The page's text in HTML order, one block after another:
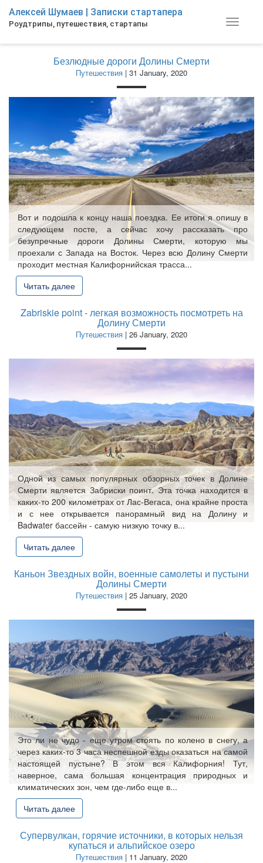
Skip
main
Алексей Шумаев | Записки стартапера
Роудтрипы, путешествия, стартапы
Toggle
Безлюдные дороги Долины Смерти
Путешествия | 31 January, 2020
Вот и подошла к концу наша поездка. Ее итоги я опишу в
следующем посте, а сейчас хочу рассказать про
безупречные дороги Долины Смерти, которую мы
проехали с Запада на Восток. Через всю Долину Смерти
проходит местная Калифорнийская трасса...
Читать далее
Zabriskie point - легкая возможность посмотреть на
Долину Смерти
Путешествия | 26 January, 2020
Одной из самых популярных обзорных точек в Долине
Смерти является Забриски поинт. Эта точка находится в
каких-то 200 километрах от Лас-Вегаса, она крайне проста
и с нее открывается панорамный вид на Долину и
Badwater бассейн - самую низкую точку в...
Читать далее
Каньон Звездных войн, военные самолеты и пустыни
Долины Смерти
Путешествия | 25 January, 2020
Это ли не чудо - еще утром стоять по колено в снегу, а
через каких-то 3 часа неспешной езды оказаться на самой
настоящей пустыне? В этом вся Калифорния! Тут,
наверное, сама большая концентрация природных и
климатических зон, чем где-либо еще в...
Читать далее
Супервулкан, горячие источники, в которых нельзя
купаться и альпийское озеро
Путешествия | 11 January, 2020